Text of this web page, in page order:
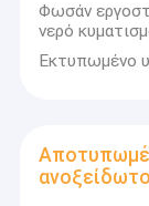
Φωσάν
νερό
Εκτυπωμένο